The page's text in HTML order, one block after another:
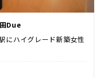
Due
にハイグレード新築女性